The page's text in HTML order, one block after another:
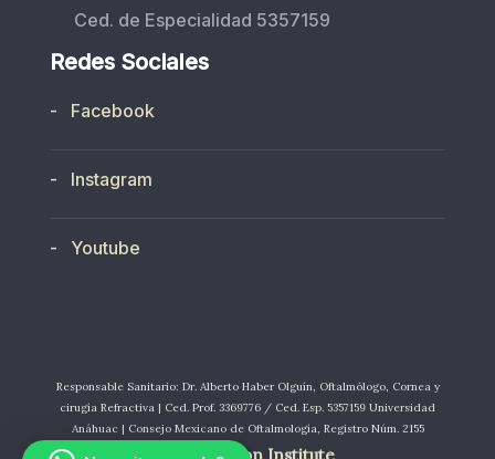
Ced. de Especialidad 5357159
Redes Sociales
- Facebook
- Instagram
- Youtube
Responsable Sanitario: Dr. Alberto Haber Olguín, Oftalmólogo, Cornea y
cirugía Refractiva | Ced. Prof. 3369776 / Ced. Esp. 5357159 Universidad
Anáhuac | Consejo Mexicano de Oftalmología, Registro Núm. 2155